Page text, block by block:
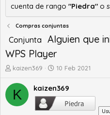
cuenta de rango "Piedra" o
Compras conjuntas
Conjunta
Alguien que
WPS Player
A
t
o
r
kaizen369
F
c
h
10 Feb 2021
K kaizen369